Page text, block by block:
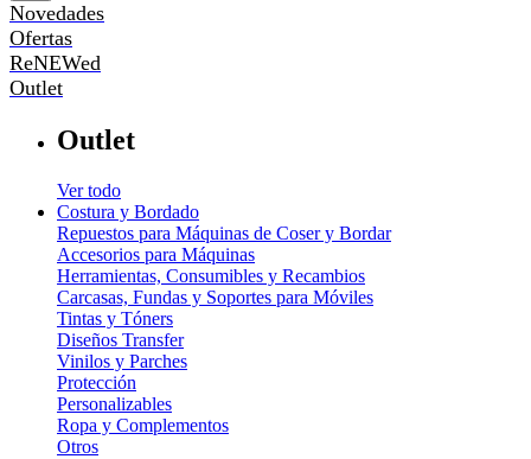
Novedades
Ofertas
ReNEWed
Outlet
Outlet
Ver todo
Costura y Bordado
Repuestos para Máquinas de Coser y Bordar
Accesorios para Máquinas
Herramientas, Consumibles y Recambios
Carcasas, Fundas y Soportes para Móviles
Tintas y Tóners
Diseños Transfer
Vinilos y Parches
Protección
Personalizables
Ropa y Complementos
Otros